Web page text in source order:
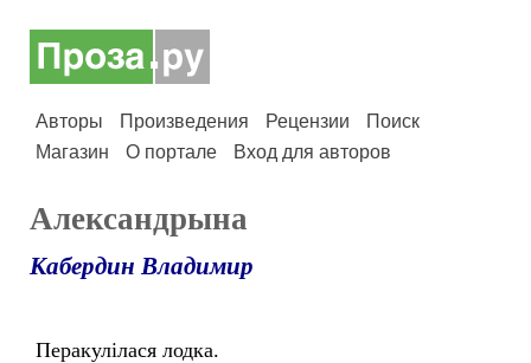
Авторы Произведения Рецензии
Поиск
Магазин
О портале Вход для авторов
Александрына
Кабердин Владимир
Перакулілася лодка.